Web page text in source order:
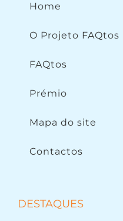
Home
O Projeto FAQtos
FAQtos
Prémio
Mapa do site
Contactos
DESTAQUES